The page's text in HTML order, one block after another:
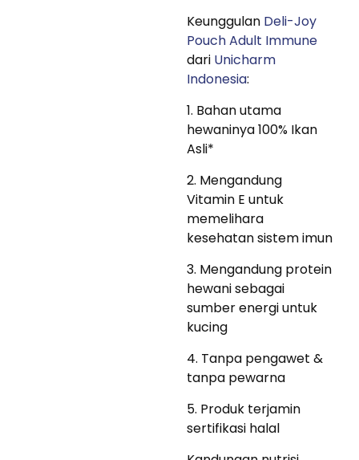
Keunggulan Deli-Joy
Pouch Adult Immune
dari Unicharm
Indonesia:
1. Bahan utama
hewaninya 100% Ikan
Asli*
2. Mengandung
Vitamin E untuk
memelihara
kesehatan sistem imun
3. Mengandung protein
hewani sebagai
sumber energi untuk
kucing
4. Tanpa pengawet &
tanpa pewarna
5. Produk terjamin
sertifikasi halal